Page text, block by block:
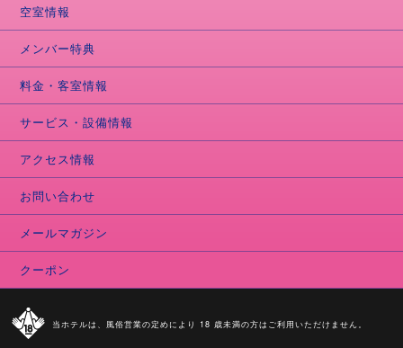
空室情報
メンバー特典
料金・客室情報
サービス・設備情報
アクセス情報
お問い合わせ
メールマガジン
クーポン
当ホテルは、風俗営業の定めにより 18 歳未満の方はご利用いただけません。